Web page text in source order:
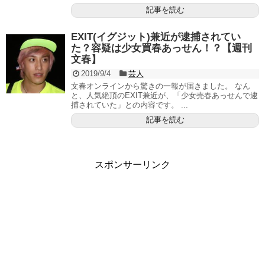
記事を読む
EXIT(イグジット)兼近が逮捕されてい
た？容疑は少女買春あっせん！？【週刊
文春】
2019/9/4
芸人
文春オンラインから驚きの一報が届きました。 なん
と、人気絶頂のEXIT兼近が、「少女売春あっせんで逮
捕されていた」との内容です。 ...
記事を読む
スポンサーリンク